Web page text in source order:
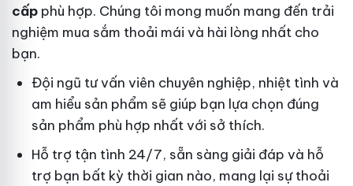
cấp phù hợp. Chúng tôi mong muốn mang đến trải
nghiệm mua sắm thoải mái và hài lòng nhất cho
bạn.
Đội ngũ tư vấn viên chuyên nghiệp, nhiệt tình và
am hiểu sản phẩm sẽ giúp bạn lựa chọn đúng
sản phẩm phù hợp nhất với sở thích.
Hỗ trợ tận tình 24/7, sẵn sàng giải đáp và hỗ
trợ bạn bất kỳ thời gian nào, mang lại sự thoải